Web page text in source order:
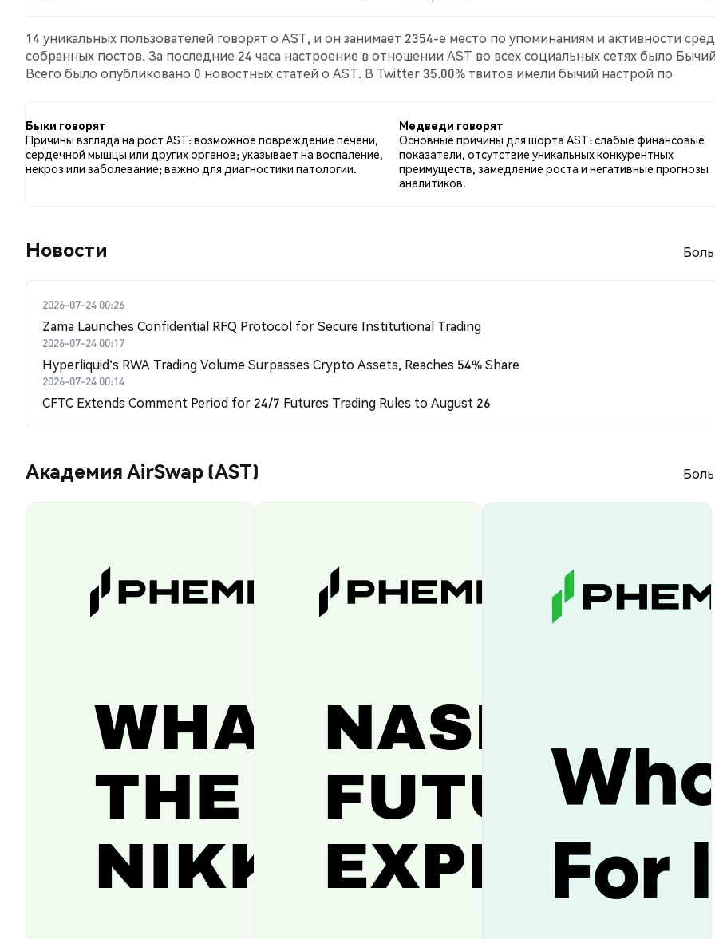
14 уникальных пользователей говорят о AST, и он занимает 2354-е место по упоминаниям и активности
собранных постов. За последние 24 часа настроение в отношении AST во всех социальных сетях было
Всего было опубликовано 0 новостных статей о AST. В Twitter 35.00% твитов имели бычий настрой по
Быки говорят
Причины взгляда на рост AST: возможное повреждение печени,
сердечной мышцы или других органов; указывает на воспаление,
некроз или заболевание; важно для диагностики патологии.
Медведи говорят
Основные причины для шорта AST: слабые финансовые
показатели, отсутствие уникальных конкурентных
преимуществ, замедление роста и негативные прогнозы
аналитиков.
Новости
2026-07-24 00:26
Zama Launches Confidential RFQ Protocol for Secure Institutional Trading
2026-07-24 00:17
Hyperliquid's RWA Trading Volume Surpasses Crypto Assets, Reaches 54% Share
2026-07-24 00:14
CFTC Extends Comment Period for 24/7 Futures Trading Rules to August 26
Академия AirSwap (AST)